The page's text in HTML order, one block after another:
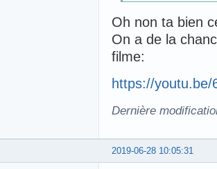
Oh non ta bien
On a de la
filme:
https://youtu.be/
Dernière
2019-06-28 10:05:31